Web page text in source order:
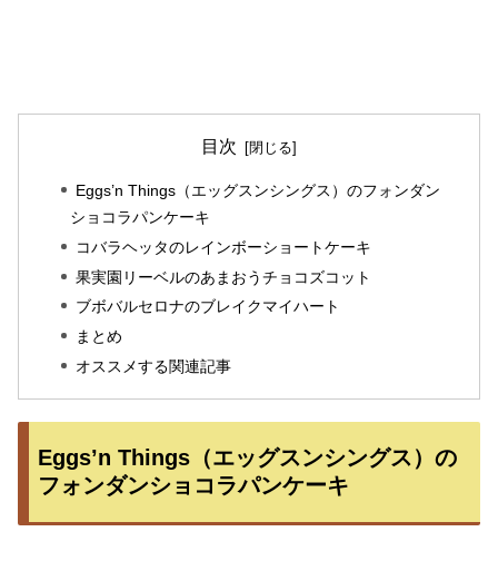
目次
Eggs’n Things（エッグスンシングス）のフォンダン
ショコラパンケーキ
コバラヘッタのレインボーショートケーキ
果実園リーベルのあまおうチョコズコット
ブボバルセロナのブレイクマイハート
まとめ
オススメする関連記事
Eggs’n Things（エッグスンシングス）の
フォンダンショコラパンケーキ